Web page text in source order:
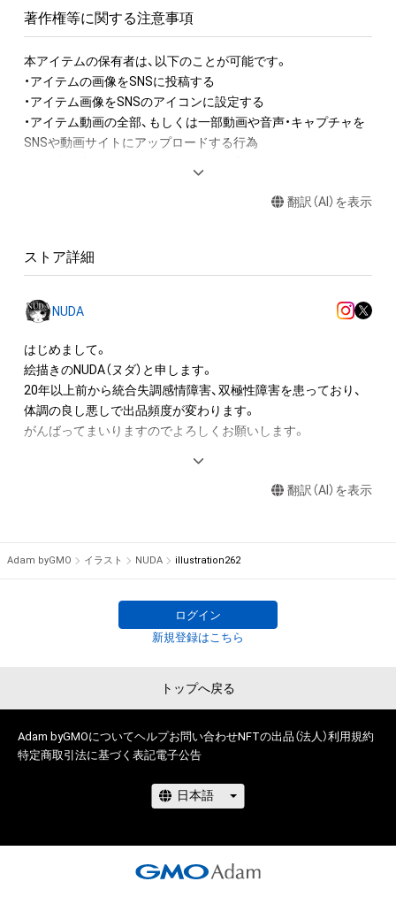
著作権等に関する注意事項
本アイテムの保有者は、以下のことが可能です。
・アイテムの画像をSNSに投稿する
・アイテム画像をSNSのアイコンに設定する
・アイテム動画の全部、もしくは一部動画や音声・キャプチャを
SNSや動画サイトにアップロードする行為
・アイテムの画像を使用してメッセージカードを制作し友達に
する
よび無料配布をする
・アイテム画像を使用した二次創作物（ご自身で描いたイラスト
など）を作成する
アイテムに関する注意事項
・本アイテムに関する創作物(画像および映像、音楽、商標または
ロゴ等を含みますがこれらに限られません。)にかかる知的財産
産権(それらの権利を取得し、又はそれらの権利につき登録等を
出願する権利を含みます。)を意味します。)は、本アイテムの著
知的財産権を有することを意味しません。
の管理委託を受けている者からの事前の同意なしに、上記の「本
アイテムの保有者が有する権利」の範囲を超えた行為、知的財産
せん。)を行うことはできません。
・本アイテムに関する創作物の利用については、公序良俗や法令
に反する利用またはその恐れのある利用など、作成者が不適切
であると判断した場合、利用をお断りさせていただきます。
このアイテムに関するお問い合わせ先
翻訳（AI）を表示
ストア詳細
NUDA
はじめまして。
絵描きのNUDA（ヌダ）と申します。
20年以上前から統合失調感情障害、双極性障害を患っており、
体調の良し悪しで出品頻度が変わります。
がんばってまいりますのでよろしくお願いします。
その後フリーランスにて、イラスト制作やグラフィックデザイ
その他、漫画を制作していた期間もあり、
様々な創作活動を展開し続けております。
どうぞよろしくお願いします。
翻訳（AI）を表示
Adam byGMO イラスト NUDA illustration262
ログイン
新規登録はこちら
トップへ戻る
Adam byGMOについてヘルプお問い合わせNFTの出品（法人）利用規約
特定商取引法に基づく表記電子公告